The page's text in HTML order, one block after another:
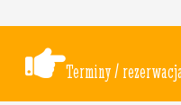
Terminy /